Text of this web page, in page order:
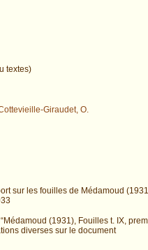
textes)
Giraudet, O.
sur les fouilles de Médamoud
(1931), Fouilles t. IX,
diverses sur le document